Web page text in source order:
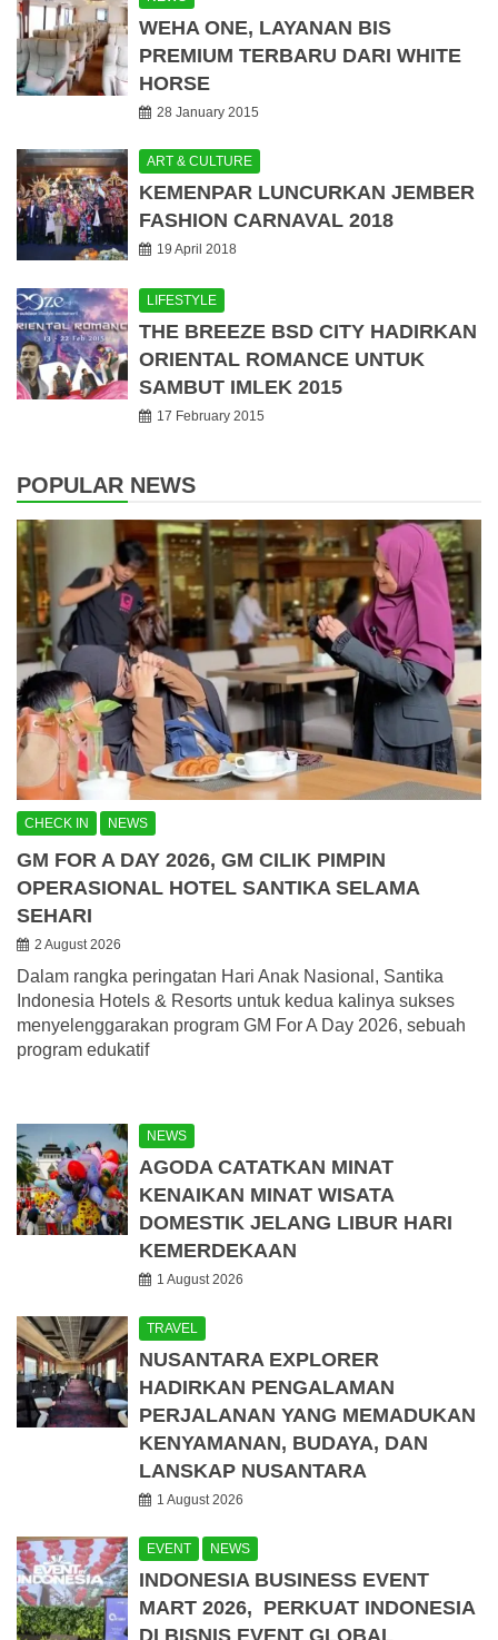
WEHA ONE, LAYANAN BIS
PREMIUM TERBARU DARI WHITE
HORSE
28 January 2015
ART & CULTURE
KEMENPAR LUNCURKAN JEMBER
FASHION CARNAVAL 2018
19 April 2018
LIFESTYLE
THE BREEZE BSD CITY HADIRKAN
ORIENTAL ROMANCE UNTUK
SAMBUT IMLEK 2015
17 February 2015
POPULAR NEWS
CHECK IN NEWS
GM FOR A DAY 2026, GM CILIK PIMPIN
OPERASIONAL HOTEL SANTIKA SELAMA
SEHARI
2 August 2026
Dalam rangka peringatan Hari Anak Nasional, Santika
Indonesia Hotels & Resorts untuk kedua kalinya sukses
menyelenggarakan program GM For A Day 2026, sebuah
program edukatif
NEWS
AGODA CATATKAN MINAT
KENAIKAN MINAT WISATA
DOMESTIK JELANG LIBUR HARI
KEMERDEKAAN
1 August 2026
TRAVEL
NUSANTARA EXPLORER
HADIRKAN PENGALAMAN
PERJALANAN YANG MEMADUKAN
KENYAMANAN, BUDAYA, DAN
LANSKAP NUSANTARA
1 August 2026
EVENT NEWS
INDONESIA BUSINESS EVENT
MART 2026, PERKUAT INDONESIA
DI BISNIS EVENT GLOBAL